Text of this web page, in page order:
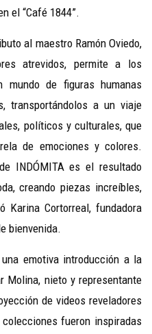
el “Café 1844”.
al maestro Ramón Oviedo,
atrevidos, permite a los
mundo de figuras humanas
transportándolos a un viaje
políticos y culturales, que
de emociones y colores.
INDÓMITA es el resultado
creando piezas increíbles,
Karina Cortorreal, fundadora
bienvenida.
emotiva introducción a la
Molina, nieto y representante
de videos reveladores
fueron inspiradas